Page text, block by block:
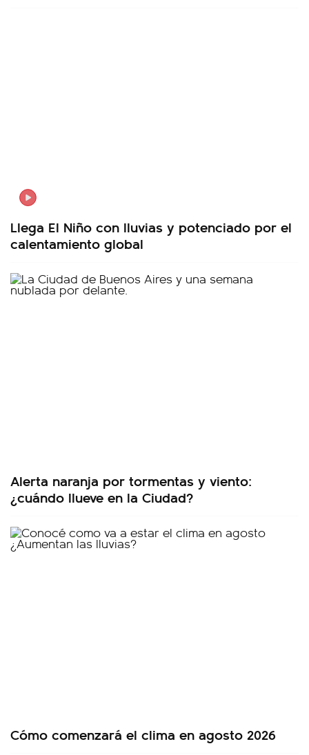
Llega El Niño con lluvias y potenciado por el
calentamiento global
Alerta naranja por tormentas y viento:
¿cuándo llueve en la Ciudad?
Cómo comenzará el clima en agosto 2026